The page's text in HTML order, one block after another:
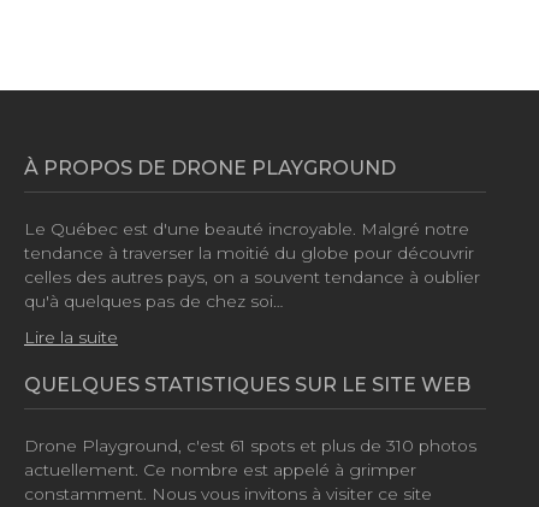
À PROPOS DE DRONE PLAYGROUND
Le Québec est d'une beauté incroyable. Malgré notre
tendance à traverser la moitié du globe pour découvrir
celles des autres pays, on a souvent tendance à oublier
qu'à quelques pas de chez soi…
Lire la suite
QUELQUES STATISTIQUES SUR LE SITE WEB
Drone Playground, c'est 61 spots et plus de 310 photos
actuellement. Ce nombre est appelé à grimper
constamment. Nous vous invitons à visiter ce site